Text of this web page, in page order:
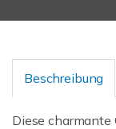
Beschreibung
Diese